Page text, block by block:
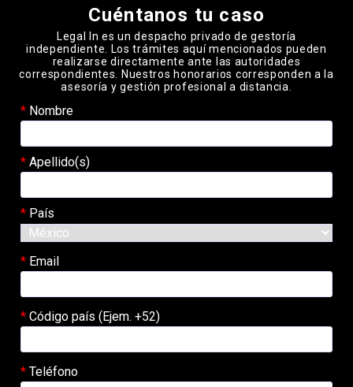
Cuéntanos tu caso
Legal In es un despacho privado de gestoría
independiente. Los trámites aquí mencionados pueden
realizarse directamente ante las autoridades
correspondientes. Nuestros honorarios corresponden a la
asesoría y gestión profesional a distancia.
Nombre
Apellido(s)
País
Email
Código país (Ejem. +52)
Teléfono
Please leave this field empty.